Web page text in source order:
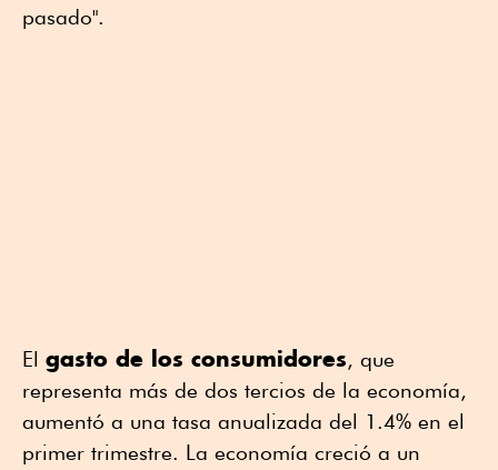
pasado".
El gasto de los consumidores, que
representa más de dos tercios de la economía,
aumentó a una tasa anualizada del 1.4% en el
primer trimestre. La economía creció a un